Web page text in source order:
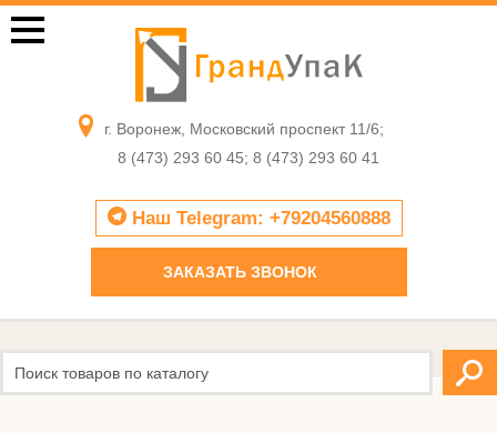
г. Воронеж, Московский проспект 11/6;
8 (473) 293 60 45; 8 (473) 293 60 41
Наш Telegram: +79204560888
ЗАКАЗАТЬ ЗВОНОК